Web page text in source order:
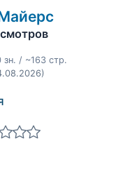
/ ~163 стр.